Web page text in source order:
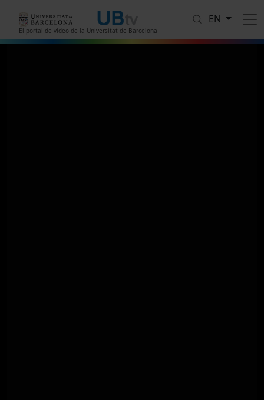
El portal de vídeo de la Universitat de Barcelona
EN